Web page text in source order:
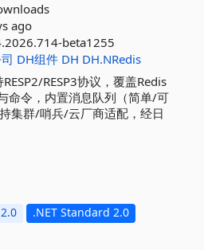
ago
beta1255
DH组件 DH DH.NRedis
RESP3协议，覆盖Redis
命令，内置消息队列（简单/可
集群/哨兵/云厂商适配，经日
.NET Standard 2.0